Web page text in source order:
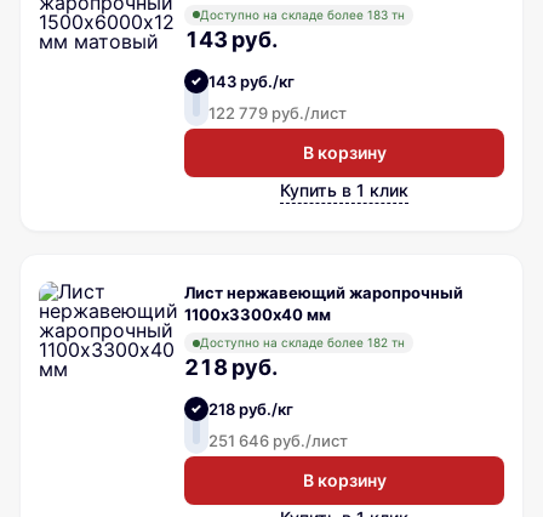
Доступно на складе более 183 тн
143 руб.
143 руб./кг
122 779 руб./лист
В корзину
Купить в 1 клик
Лист нержавеющий жаропрочный
1100х3300х40 мм
Доступно на складе более 182 тн
218 руб.
218 руб./кг
251 646 руб./лист
В корзину